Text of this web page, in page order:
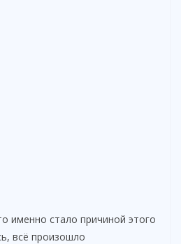
именно стало причиной этого
всё произошло